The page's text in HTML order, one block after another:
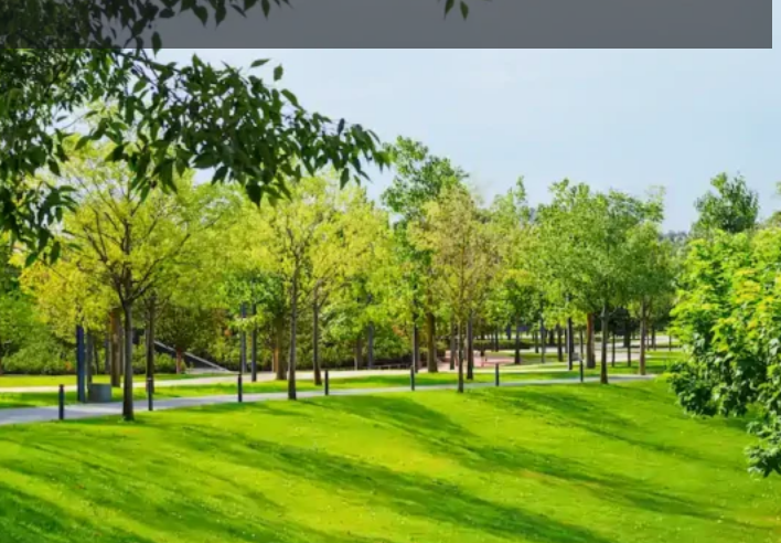
Når vi arbejder på grønne områder, stier, legepladser eller ved kontorer,
institutioner eller boligforeninger, tager vi altid højde for adgang, sikkerhed og
brugervenlighed.
Vi tager dialogen med dig, finder løsninger, hvis der opstår behov, og sørger for, at
alt fungerer – både mens vi arbejder, og når vi er færdige.
Vi har hjulpet mange kunder, hvor området havde brug for en ny tilgang. Vores
erfaring gør det let at skabe grønne områder, der fungerer i praksis og er nemme at
passe fremover.
Anlægsopgaver vi typisk løser for
erhvervslivet og offentlige kunder
Vi udfører blandt andet: